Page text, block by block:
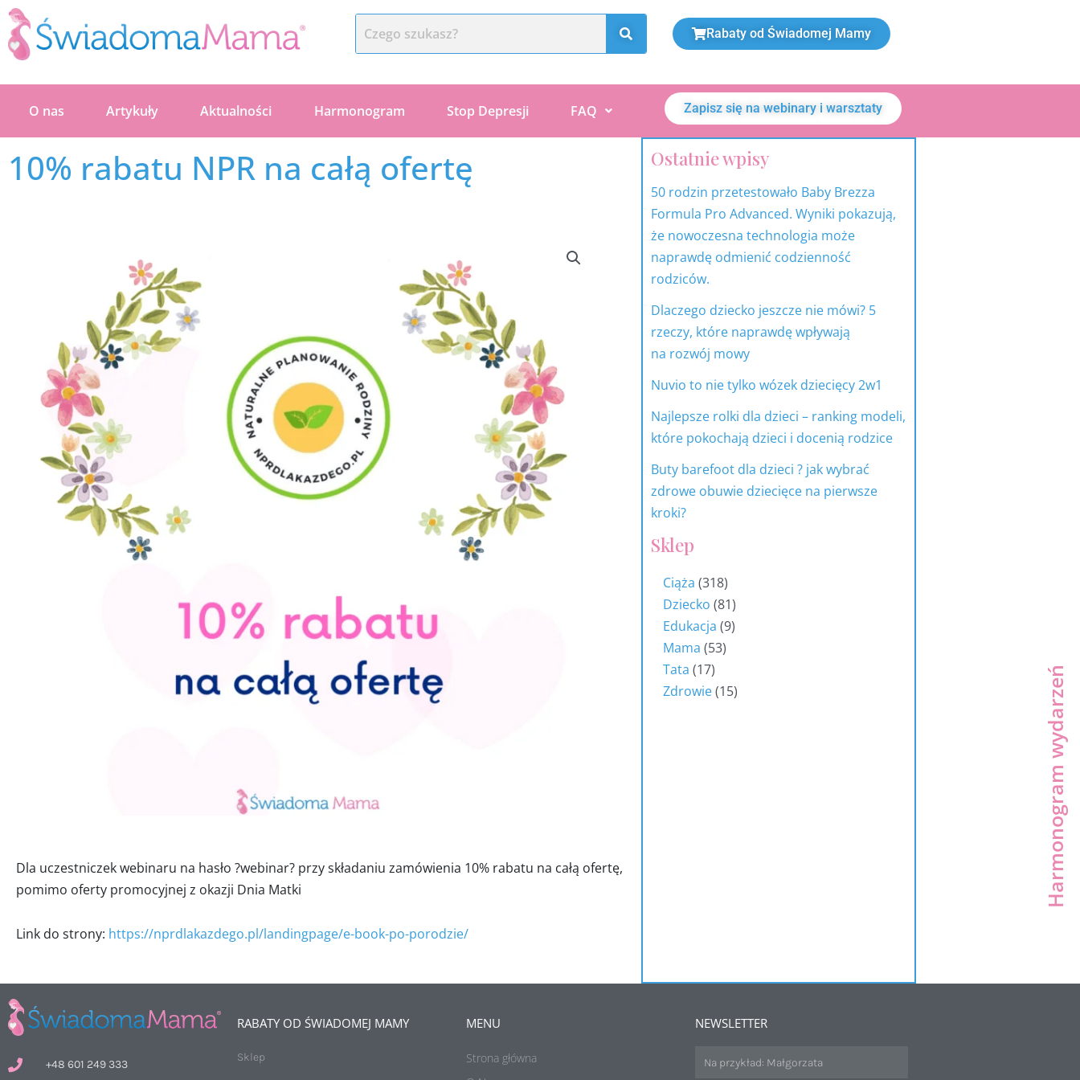
Przejdź
do
treści
Rabaty od Świadomej Mamy
Harmonogram wydarzeń
O nas Artykuły Aktualności Harmonogram Stop Depresji FAQ Zapisz się na webinary i warsztaty
10% rabatu NPR na całą ofertę
Dla uczestniczek webinaru na hasło ?webinar? przy składaniu zamówienia 10% rabatu na całą ofertę,
pomimo oferty promocyjnej z okazji Dnia Matki
Link do strony: https://nprdlakazdego.pl/landingpage/e-book-po-porodzie/
Ostatnie wpisy
50 rodzin przetestowało Baby Brezza
Formula Pro Advanced. Wyniki pokazują,
że nowoczesna technologia może
naprawdę odmienić codzienność
rodziców.
Dlaczego dziecko jeszcze nie mówi? 5
rzeczy, które naprawdę wpływają
na rozwój mowy
Nuvio to nie tylko wózek dziecięcy 2w1
Najlepsze rolki dla dzieci – ranking modeli,
które pokochają dzieci i docenią rodzice
Buty barefoot dla dzieci ? jak wybrać
zdrowe obuwie dziecięce na pierwsze
kroki?
Sklep
Ciąża 318
318
Dziecko 81
81
Edukacja 9
9
Mama 53
53
Tata 17
17
Zdrowie 15
15
+48 601 249 333
RABATY OD ŚWIADOMEJ MAMY
Sklep
MENU
Strona główna
NEWSLETTER